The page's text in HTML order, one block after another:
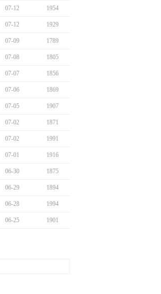
07-12 1954
07-12 1929
07-09 1789
07-08 1805
07-07 1856
07-06 1869
07-05 1907
07-02 1871
07-02 1991
07-01 1916
06-30 1875
06-29 1894
06-28 1994
06-25 1901